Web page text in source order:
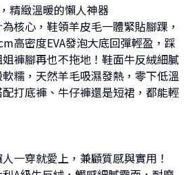
精緻溫暖的懶人神器
核心，鞋領羊皮毛一體緊貼腳踝，
高密度EVA發泡大底回彈輕盈，踩
褲腳再也不拖地！鞋面牛反絨細膩
糯，天然羊毛吸濕發熱，零下低溫
打底褲、牛仔褲還是短裙，都能輕
一穿就愛上，兼顧質感與實用！